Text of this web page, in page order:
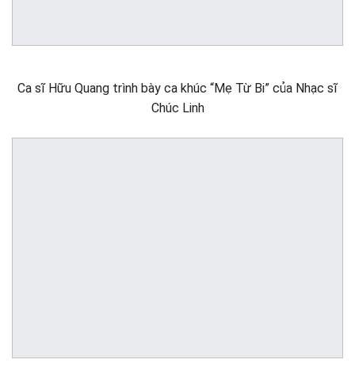
Ca sĩ Hữu Quang trình bày ca khúc “Mẹ Từ Bi” của Nhạc sĩ
Chúc Linh